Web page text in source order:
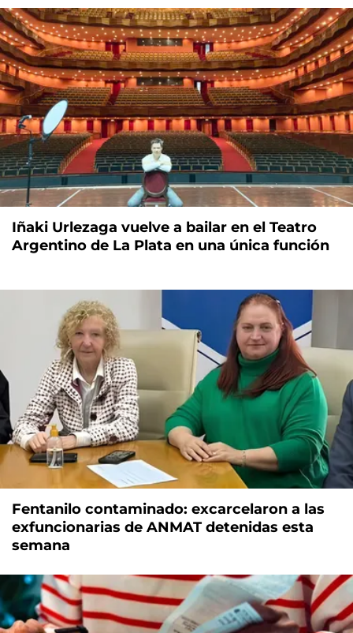
Iñaki Urlezaga vuelve a bailar en el Teatro
Argentino de La Plata en una única función
Fentanilo contaminado: excarcelaron a las
exfuncionarias de ANMAT detenidas esta
semana